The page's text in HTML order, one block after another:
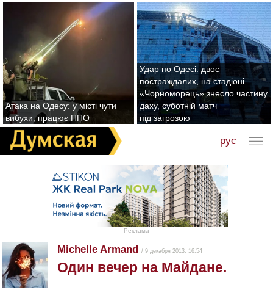
Атака на Одесу: у місті чути
вибухи, працює ППО
Удар по Одесі: двоє
постраждалих, на стадіоні
«Чорноморець» знесло частину
даху, суботній матч
під загрозою
рус
Реклама
Michelle Armand / 9 декабря 2013, 16:54
Один вечер на Майдане.